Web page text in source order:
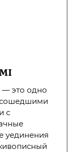
— это одно
сошедшими
с
уединения